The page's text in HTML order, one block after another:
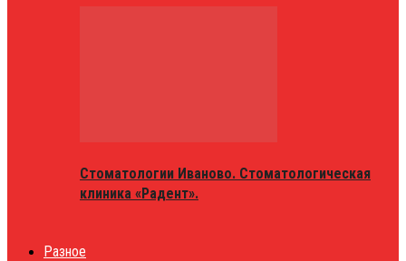
Стоматологии Иваново. Стоматологическая
клиника «Радент».
Разное